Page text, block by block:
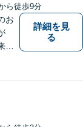
ら徒歩9分
お
詳細を見
る